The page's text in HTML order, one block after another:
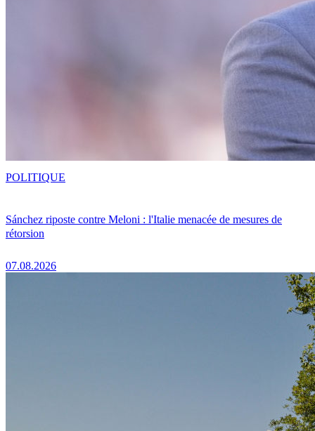
Sánchez riposte contre Meloni : l'Italie menacée de mesures de
rétorsion
07.08.2026
POLITIQUE